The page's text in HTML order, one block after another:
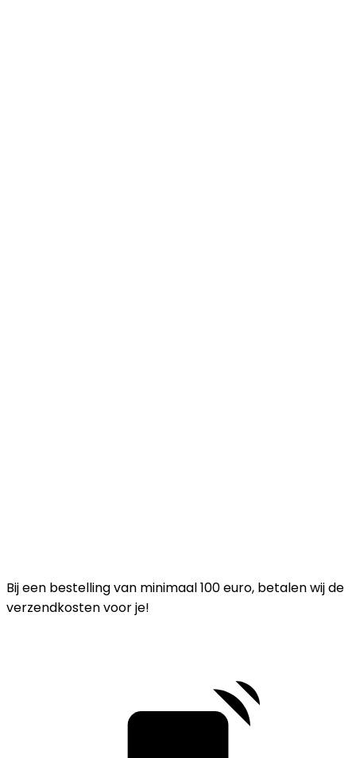
Bij een bestelling van minimaal 100 euro, betalen wij de
verzendkosten voor je!